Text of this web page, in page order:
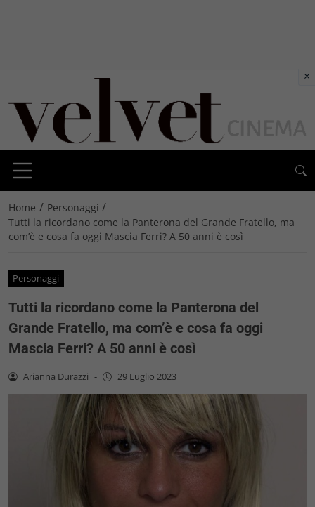
Home / Personaggi /
Tutti la ricordano come la Panterona del Grande Fratello, ma
com’è e cosa fa oggi Mascia Ferri? A 50 anni è così
Personaggi
Tutti la ricordano come la Panterona del
Grande Fratello, ma com’è e cosa fa oggi
Mascia Ferri? A 50 anni è così
Arianna Durazzi - 29 Luglio 2023
×